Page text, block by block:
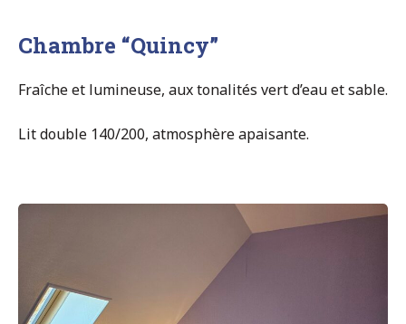
Chambre “Quincy”
Fraîche et lumineuse, aux tonalités vert d’eau et sable.
Lit double 140/200, atmosphère apaisante.